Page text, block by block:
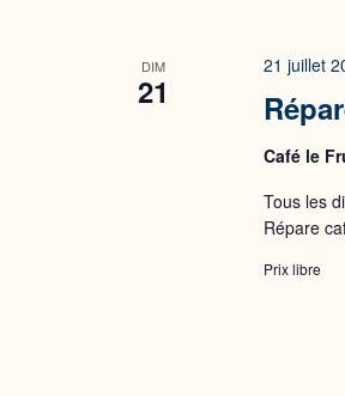
DIM
21
21 juillet
Café le
Tous les
Répare
Prix libre